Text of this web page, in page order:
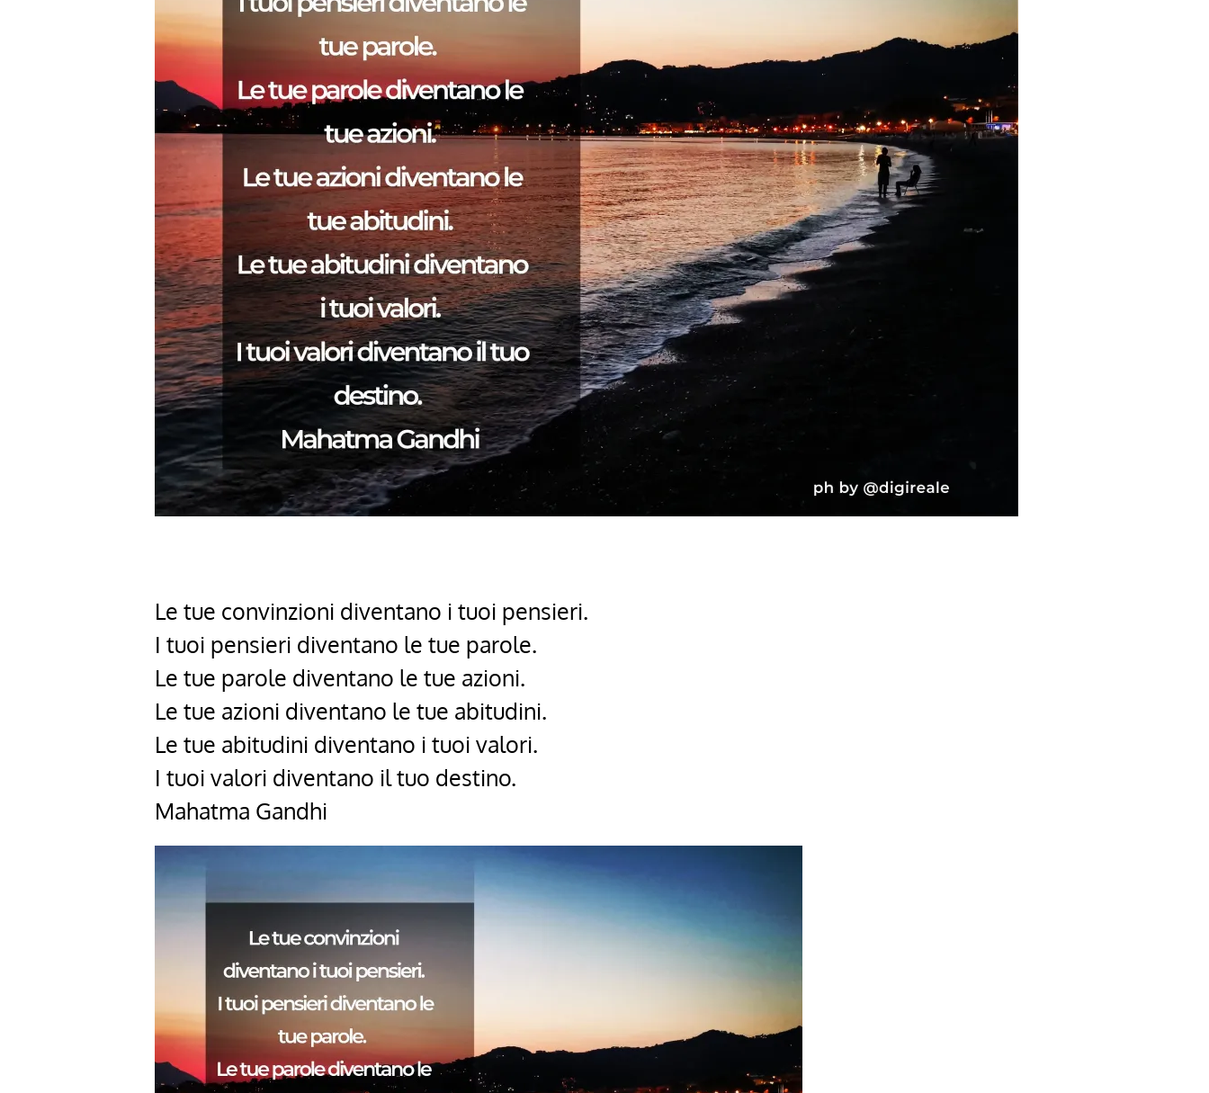
Le tue convinzioni diventano i tuoi pensieri.
I tuoi pensieri diventano le tue parole.
Le tue parole diventano le tue azioni.
Le tue azioni diventano le tue abitudini.
Le tue abitudini diventano i tuoi valori.
I tuoi valori diventano il tuo destino.
Mahatma Gandhi